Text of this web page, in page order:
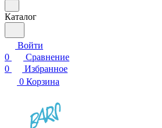
Каталог
Войти
0
Сравнение
0
Избранное
0 Корзина